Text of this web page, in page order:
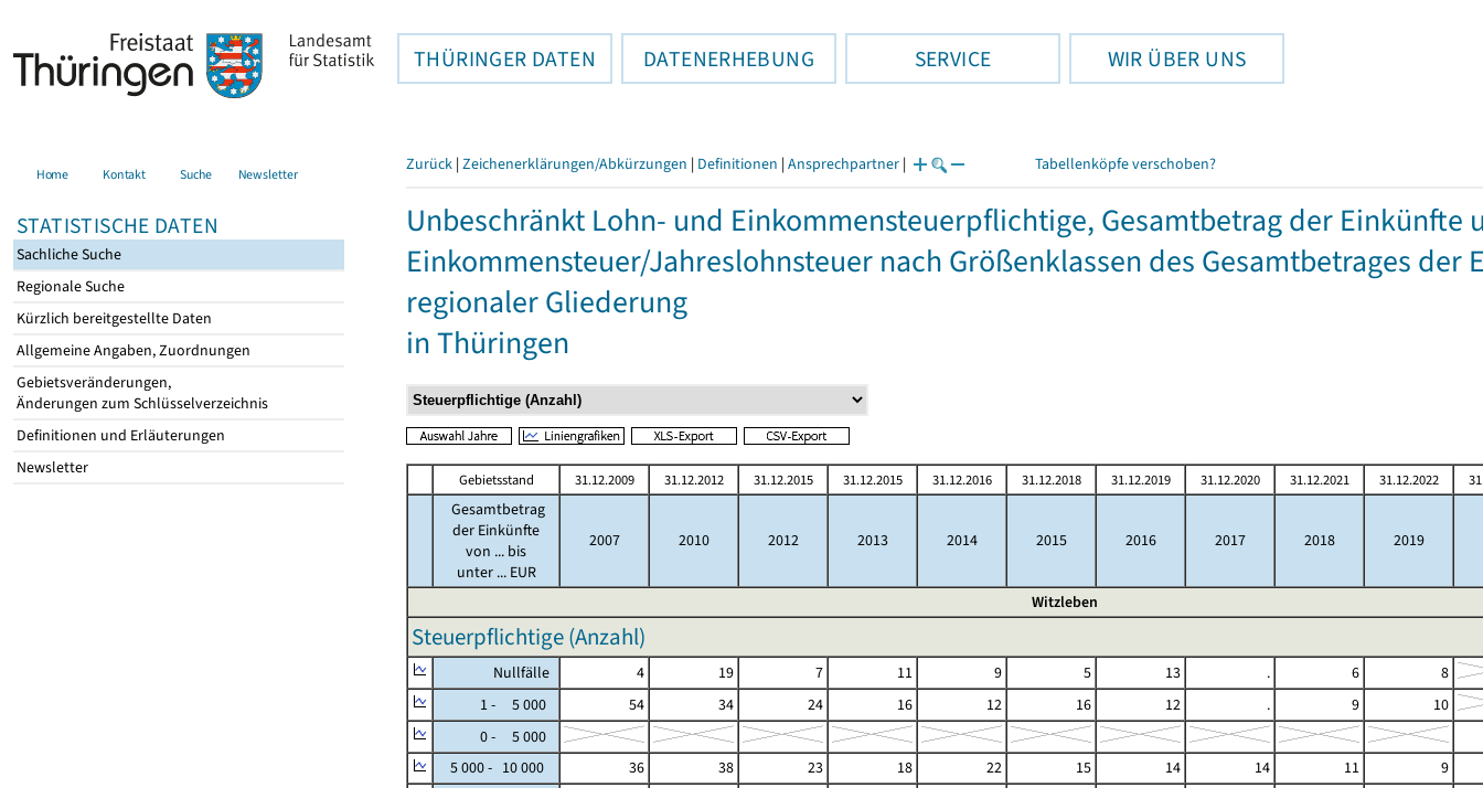
THÜRINGER DATEN DATENERHEBUNG SERVICE WIR ÜBER UNS
Home Kontakt Suche Newsletter
STATISTISCHE DATEN
Sachliche Suche
Regionale Suche
Kürzlich bereitgestellte Daten
Allgemeine Angaben, Zuordnungen
Gebietsveränderungen,
Änderungen zum Schlüsselverzeichnis
Definitionen und Erläuterungen
Newsletter
Zurück | Zeichenerklärungen/Abkürzungen | Definitionen | Ansprechpartner | Tabellenköpfe verschoben?
Unbeschränkt Lohn- und Einkommensteuerpflichtige, Gesamtbetrag der Einkünfte
Einkommensteuer/Jahreslohnsteuer nach Größenklassen des Gesamtbetrages der
regionaler Gliederung
in Thüringen
Gebietsstand 31.12.2009 31.12.2012 31.12.2015 31.12.2015 31.12.2016 31.12.2018 31.12.2019 31.12.2020 31.12.2021 31.12.2022
Gesamtbetrag
der Einkünfte
von ... bis
unter ... EUR
2007 2010 2012 2013 2014 2015 2016 2017 2018 2019
Witzleben
Steuerpflichtige (Anzahl)
Nullfälle 4 19 7 11 9 5 13 . 6
8
1 - 5 000
54 34 24 16 12 16 12 . 9
10
0 - 5 000
5 000 - 10 000
36 38 23 18 22 15 14 14 11
9